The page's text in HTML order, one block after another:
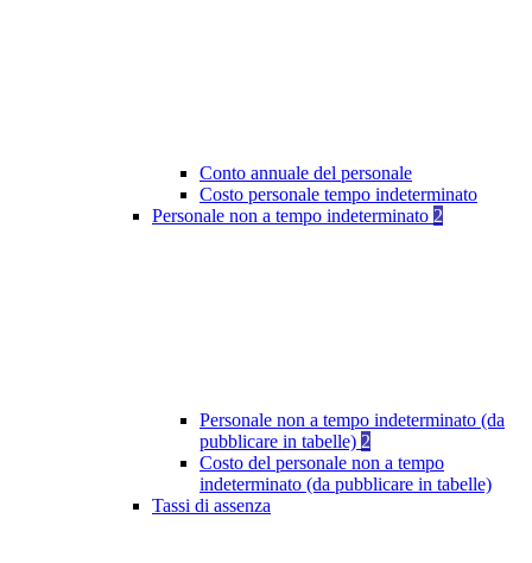
Conto annuale del personale
Costo personale tempo indeterminato
Personale non a tempo indeterminato 2
Personale non a tempo indeterminato (da
pubblicare in tabelle) 2
Costo del personale non a tempo
indeterminato (da pubblicare in tabelle)
Tassi di assenza